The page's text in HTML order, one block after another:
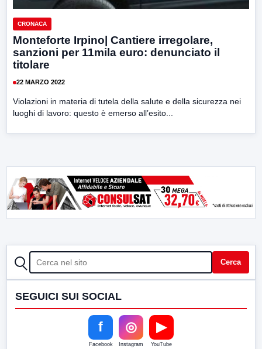
CRONACA
Monteforte Irpino| Cantiere irregolare,
sanzioni per 11mila euro: denunciato il
titolare
22 MARZO 2022
Violazioni in materia di tutela della salute e della sicurezza nei
luoghi di lavoro: questo è emerso all’esito...
CERCA Cerca
SEGUICI SUI SOCIAL
f
Facebook
◎
Instagram
▶
YouTube